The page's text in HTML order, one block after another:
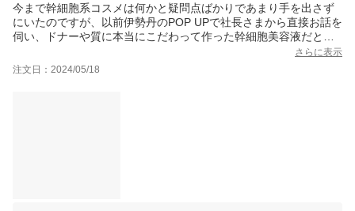
今まで幹細胞系コスメは何かと疑問点ばかりであまり手を出さず
にいたのですが、以前伊勢丹のPOP UPで社長さまから直接お話を
伺い、ドナーや質に本当にこだわって作った幹細胞美容液だとわ
かり購入しました。その際に購入したのを使い切ってとてもとて
も良かったので今回は追加購入です。とにかく肌の調子が抜群に
さらに表示
注文日：2024/05/18